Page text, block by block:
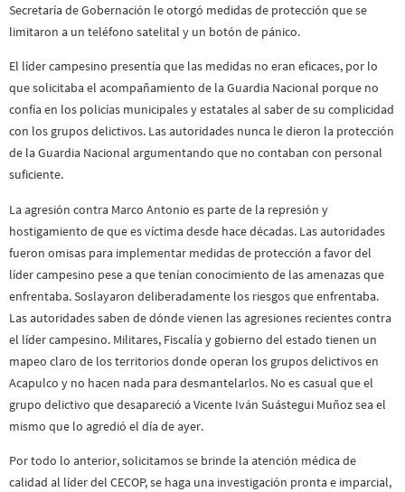
Secretaría de Gobernación le otorgó medidas de protección que se
limitaron a un teléfono satelital y un botón de pánico.
El líder campesino presentía que las medidas no eran eficaces, por lo
que solicitaba el acompañamiento de la Guardia Nacional porque no
confía en los policías municipales y estatales al saber de su complicidad
con los grupos delictivos. Las autoridades nunca le dieron la protección
de la Guardia Nacional argumentando que no contaban con personal
suficiente.
La agresión contra Marco Antonio es parte de la represión y
hostigamiento de que es víctima desde hace décadas. Las autoridades
fueron omisas para implementar medidas de protección a favor del
líder campesino pese a que tenían conocimiento de las amenazas que
enfrentaba. Soslayaron deliberadamente los riesgos que enfrentaba.
Las autoridades saben de dónde vienen las agresiones recientes contra
el líder campesino. Militares, Fiscalía y gobierno del estado tienen un
mapeo claro de los territorios donde operan los grupos delictivos en
Acapulco y no hacen nada para desmantelarlos. No es casual que el
grupo delictivo que desapareció a Vicente Iván Suástegui Muñoz sea el
mismo que lo agredió el día de ayer.
Por todo lo anterior, solicitamos se brinde la atención médica de
calidad al líder del CECOP, se haga una investigación pronta e imparcial,